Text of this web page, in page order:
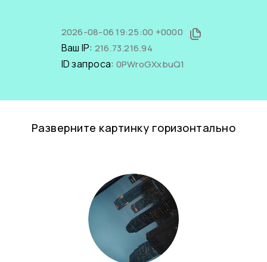
2026-08-06 19:25:00 +0000
Ваш IP: 216.73.216.94
ID запроса: 0PWroGXxbuQ1
Разверните картинку горизонтально